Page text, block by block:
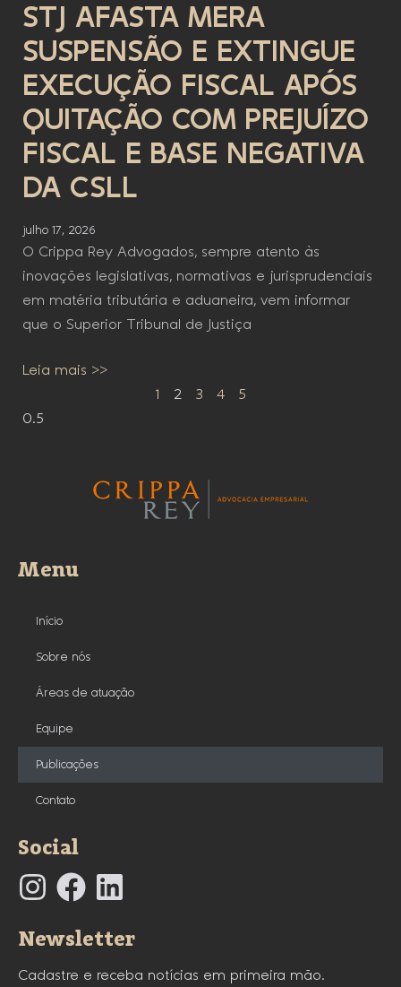
STJ AFASTA MERA
SUSPENSÃO E EXTINGUE
EXECUÇÃO FISCAL APÓS
QUITAÇÃO COM PREJUÍZO
FISCAL E BASE NEGATIVA
DA CSLL
julho 17, 2026
O Crippa Rey Advogados, sempre atento às
inovações legislativas, normativas e jurisprudenciais
em matéria tributária e aduaneira, vem informar
que o Superior Tribunal de Justiça
Leia mais >>
1
2 3 4 5
Menu
Início
Sobre nós
Áreas de atuação
Equipe
Publicações
Contato
Social
Newsletter
Cadastre e receba notícias em primeira mão.